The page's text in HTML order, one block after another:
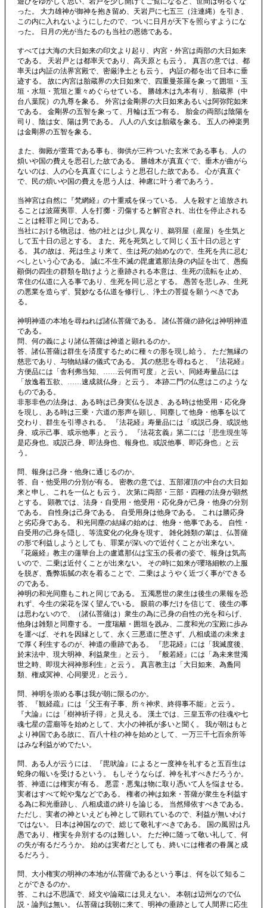
った。 大力雄神が御神を抱き留め、天岩戸に七五三（注連縄）を引き、
この内に入れないようにしたので、ついに日月が天下を照らすようにな
った。 日月の光が当たるのも当社の恩徳である。
すべては大海の大日如来の印文より起り、内宮・外宮は両部の大日如来
である。 天岩戸とは都率天であり、高天原とも云う。 真言の意では、都
率天は内証の法界宮殿で、密厳浄土とも云う。 内証の都を出て日本に垂
迹する。 故に内宮は胎蔵界の大日如来で、四重曼茶羅を象って囲垣・玉
垣・水垣・荒垣と重々めぐらせている。 勝雄木は九本有り、胎蔵界（中
台八葉院）の九尊を象る。 外宮は金剛界の大日如来あるいは阿弥陀如来
である。 金剛界の五智を象って、月輪は五つ有る。 胎金の両部は陰陽を
司り、陰は女、陽は男である。 八人の八女は胎蔵を象る。 五人の神楽男
は金剛界の五智を象る。
また、御殿が萱葺である事も、御供が三杵ついた玄米である事も、人の
煩いや国の費えを思召した故である。 勝雄木が真直ぐで、垂木が曲がら
ないのは、人の心を真直ぐにしようと思召した故である。 心が真直ぐ
で、民の煩いや国の費えを思う人は、神慮に叶う者であろう。
当神宮は自然に『梵網経』の十重戒を保っている。 人を殺すと追放され
ることは波羅夷罪、人を打擲・刃傷すると解官され、出仕を停止される
ことは軽罪と同じである。
当社における物忌は、他の社とは少し異なり、鵜羽屋（産屋）を生気と
して五十日の忌とする。 また、死を死気として同じく五十日の忌とす
る。 其の故は、死は生より来て、生は死の始めなので、生死を共に忌む
べしという心である。 誠に不生不滅の毘盧遮那法身の内証を出て、愚痴
顚倒の四生の群類を助けようと垂跡される本意は、生死の流転を止め、
常住の仏道に入る事であり、生死を同じ忌とする。 愚苦を悲しみ、生死
の悪業を造らず、賢妙なる仏道を修行し、浄土の菩提を願うべきであ
る。
神明神道の本地を尋ねれば諸仏菩薩である。 諸仏菩薩の跡化は神明神道
である。
問、何の義により諸仏菩薩は神道と顕れるのか。
答、諸仏菩薩は群生を済度するために種々の形を現し給う。 ただ無縁の
慈悲であり、与物結縁の儀式である。 其の慈悲を尋ねると、『法花経』
方便品には「舎利弗当知、……云何而可度」と云い、同経寿量品には
「放逸着五欲、……速成就仏身」と云う。 本跡二門の仏意はこのような
ものである。
非形非色の法身は、ある時は己身実仏を説き、ある時は他受用・応化身
を現し、ある時は三乗・六道の形声を顕し、同塵して他身・他事を以て
交わり、群生を引導される。 『法花経』寿量品には「或説己身、或説他
身、或示己事、或示他事」と云う。 『法花玄義』第二には「悲生現生等
是応身也。或説己身、即法身也、報身也。或説他事、即応身也」と云
う。
問、報身は己身・他身に通じるのか。
答、自・他受用の分別が有る。 密教の意では、五部灌頂の中台の大日如
来と申し、これを一仏とも云う。 次第に両部・三部・四種の法身が顕然
とする。 顕教では、法身・自受用・他受用・応化身が己身・他身の分別
である。 自性身は己身である。 自受用身は他身である。 これは勝応身
と劣応身である。 和光同塵の結縁の始めは、他身・他事である。 自性・
自受用の己身を隠し、等流変化の化身を現す。 雑化雑類の輩は、仏菩薩
の形で利益しようとしても、罪業が深いので近付くことが出来ない。
『花厳経』教主の蓮華台上の盧遮那仏は宝玉の長者の姿で、報身は気高
いので、二乗は近付くことが出来ない。 その時に如来が瓔珞細軟の上服
を脱ぎ、麁弊垢膩の衣を着ることで、二乗はようやく近づく事ができる
のである。
神明の和光同塵もこれと同じである。 五濁悪世の衆生は後生の果報を恐
れず、今生の栄花を深く望んでいる。 眼前の事だけを信じて、後生の事
は思わないので、（諸仏菩薩は）衆生の為に己身の自性の光を和らげ、
他身は雑類と同塵する。 一度瑞籬・囲垣を践み、二度和光の宝殿に歩み
を運べば、それを因縁として、永く三悪道に堕さず、八相成道の未来ま
で厚く利生するのが、神道の垂跡である。 『悲花経』には「我滅度後、
於末法中、現大明神、利益衆生」と云う。 『般若経』には「為未来世濁
世之時、即現大祠神形利生」と云う。 真言教主は「大日如来、為麁同
類、権成冥神、心同嬰児」と云う。
問、神明を崇める事は我が朝に限るのか。
答、『観経疏』には「父王有子事、所々神求、終得事不能」と云う。
『大論』には「樹神祈子得」と見える。 漢土では、三皇五帝の往魂や七
魂七星の霊廟等を始めとして、大小の神祇が多いと聞く。 我が朝はもと
より神国である故に、百八十柱の神を始めとして、一万三千七百余所等
はみな利益がめでたい。
問、ある人が云うには、『毘吠論』によると一度神を礼すると五百生は
蛇身の報いを受けるという。 もしそうならば、神を礼すべきだろうか。
答、神道には権実が有る。 悪霊・悪鬼は物に取り憑いて人を悩ませる。
実者はすべて蛇や鬼などである。 権者の神は如来・菩薩が衆生を利益す
る為に和光垂跡し、八相成道の終りを論じる。 当然帰依すべきである。
ただし、実者の神といえども神として顕れているので、利益が無いわけ
ではない。 日本は神国なので、総じて敬礼すべきである。 国の風習は凡
愚であり、権実を弁別するのは難しい。 ただ神に随って敬い礼して、何
の失が有るだろうか。 始めは実者だとしても、終いには権者の眷属と成
るだろう。
問、大小権実の明神の本地が仏菩薩であるという事は、何を以て知るこ
とができるのか。
答、これは不思議で、経文や論蔵には見えない。 本朝は辺州なので仏
説・論判は無い。 仏菩薩は我朝に来て、明神の垂跡として人間界に応生